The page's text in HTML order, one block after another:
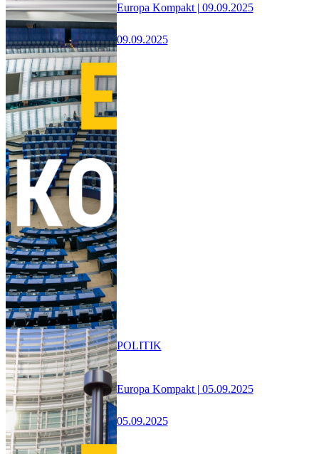
Europa Kompakt | 09.09.2025
09.09.2025
Europa Kompakt | 05.09.2025
05.09.2025
POLITIK